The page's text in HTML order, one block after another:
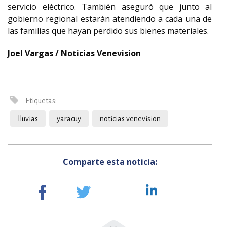
servicio eléctrico. También aseguró que junto al
gobierno regional estarán atendiendo a cada una de
las familias que hayan perdido sus bienes materiales.
Joel Vargas / Noticias Venevision
Etiquetas:
lluvias yaracuy noticias venevision
Comparte esta noticia: